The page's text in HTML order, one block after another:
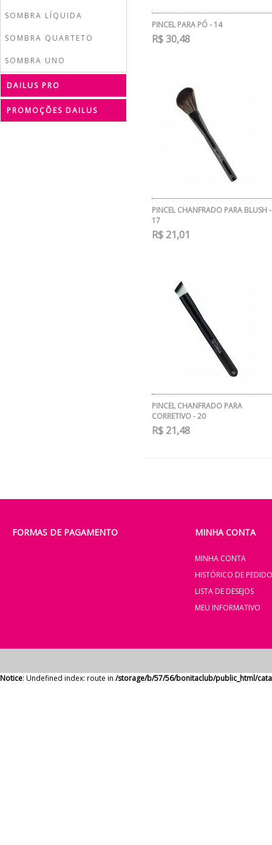
SOMBRA LÍQUIDA
SOMBRA QUARTETO
SOMBRA UNO
DAILUS PRO
PROMOÇÕES DAILUS
PINCEL PARA PÓ - 14
R$ 30,48
PINCEL CHANFRADO PARA BLUSH -
17
R$ 21,01
PINCEL CHANFRADO PARA
CORRETIVO - 20
R$ 21,48
FORMAS DE PAGAMENTO MINHA CONTA
MINHA CONTA
HISTÓRICO DE
LISTA DE DESEJOS
MEU INFORMATIVO
Notice: Undefined index: route in /storage/b/57/56/bonitaclub/public_html/